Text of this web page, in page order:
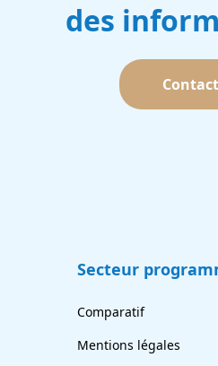
des
Secteur
Comparatif
Mentions légales